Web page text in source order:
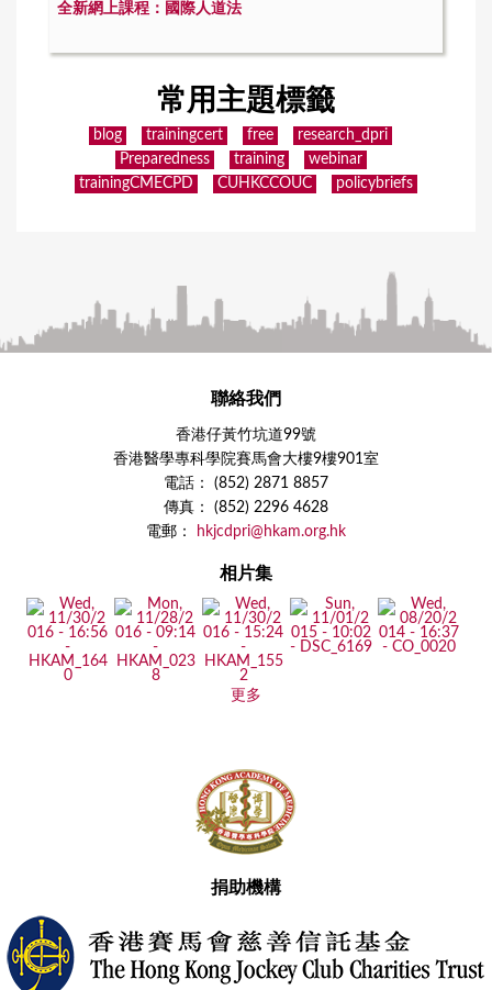
全新網上課程：國際人道法
常用主題標籤
blog trainingcert free
research_dpri
Preparedness
training
webinar
trainingCMECPD
CUHKCCOUC policybriefs
聯絡我們
香港仔黃竹坑道99號
香港醫學專科學院賽馬會大樓9樓901室
電話： (852) 2871 8857
傳真： (852) 2296 4628
電郵：
hkjcdpri@hkam.org.hk
相片集
更多
捐助機構